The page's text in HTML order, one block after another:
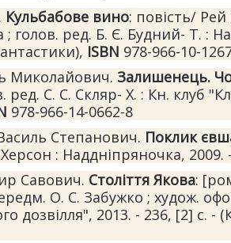
Кульбабове вино: повість/
голов. ред. Б. Є. Будний- Т. :
ISBN 978-966-10-
Миколайович. Залишенець.
ред. С. С. Скляр- Х. : Кн. клуб
978-966-14-0662-8
Степанович. Поклик
: Наддніпряночка, 2009.
Савович. Століття Якова:
О. С. Забужко ; худож.
дозвілля", 2013. - 236, [2] с. -